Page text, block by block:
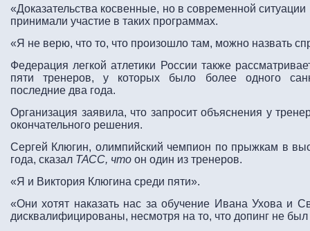
«Доказательства косвенные, но в современной
принимали участие в таких программах.
«Я не верю, что то, что произошло там, можно назвать
Федерация легкой атлетики России также
пяти тренеров, у которых было более одного
последние два года.
Организация заявила, что запросит объяснения у
окончательного решения.
Сергей Клюгин, олимпийский чемпион по прыжкам в
года, сказал ТАСС, что он один из тренеров.
«Я и Виктория Клюгина среди пяти».
«Они хотят наказать нас за обучение Ивана Ухова и
дисквалифицированы, несмотря на то, что допинг не